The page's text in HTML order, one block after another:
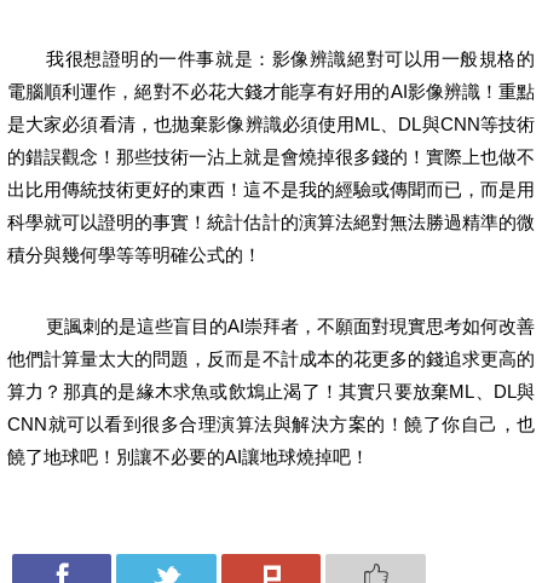
我很想證明的一件事就是：影像辨識絕對可以用一般規格的
電腦順利運作，絕對不必花大錢才能享有好用的AI影像辨識！重點
是大家必須看清，也拋棄影像辨識必須使用ML DL與CNN等技術
的錯誤觀念！那些技術一沾上就是會燒掉很多錢的！實際上也做不
出比用傳統技術更好的東西！這不是我的經驗或傳聞而已，而是用
科學就可以證明的事實！統計估計的演算法絕對無法勝過精準的微
積分與幾何學等等明確公式的！
更諷刺的是這些盲目的AI崇拜者，不願面對現實思考如何改善
他們計算量太大的問題，反而是不計成本的花更多的錢追求更高的
算力？那真的是緣木求魚或飲鴆止渴了！其實只要放棄ML、DL與
CNN就可以看到很多合理演算法與解決方案的！饒了你自己，也
饒了地球吧！別讓不必要的AI讓地球燒掉吧！